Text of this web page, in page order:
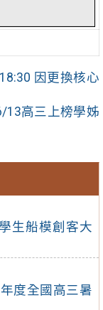
生船模創客大
度全國高三暑
因更換核心
13高三上榜學姊